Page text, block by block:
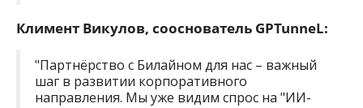
Климент Викулов, сооснователь GPTunneL:
"Партнёрство с Билайном для нас – важный
шаг в развитии корпоративного
направления. Мы уже видим спрос на "ИИ-